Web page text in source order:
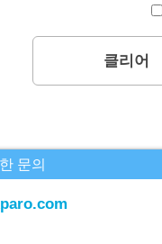
우를 제하고서,본인의 양해
12-1 파크웨스트빌딩 13층
클리어
문의